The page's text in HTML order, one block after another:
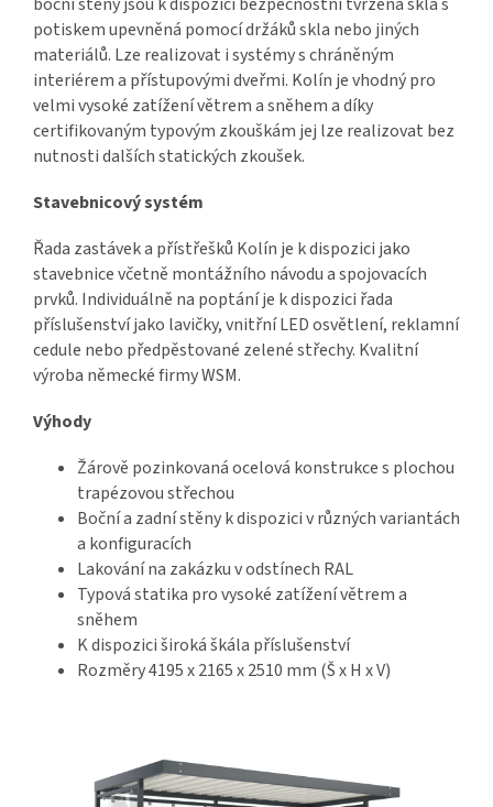
potiskem upevněná pomocí držáků skla nebo jiných
materiálů. Lze realizovat i systémy s chráněným
interiérem a přístupovými dveřmi. Kolín je vhodný pro
velmi vysoké zatížení větrem a sněhem a díky
certifikovaným typovým zkouškám jej lze realizovat bez
nutnosti dalších statických zkoušek.
Stavebnicový systém
Řada zastávek a přístřešků Kolín je k dispozici jako
stavebnice včetně montážního návodu a spojovacích
prvků. Individuálně na poptání je k dispozici řada
příslušenství jako lavičky, vnitřní LED osvětlení, reklamní
cedule nebo předpěstované zelené střechy. Kvalitní
výroba německé firmy WSM.
Výhody
Žárově pozinkovaná ocelová konstrukce s plochou
trapézovou střechou
Boční a zadní stěny k dispozici v různých variantách
a konfiguracích
Lakování na zakázku v odstínech RAL
Typová statika pro vysoké zatížení větrem a
sněhem
K dispozici široká škála příslušenství
Rozměry 4195 x 2165 x 2510 mm (Š x H x V)